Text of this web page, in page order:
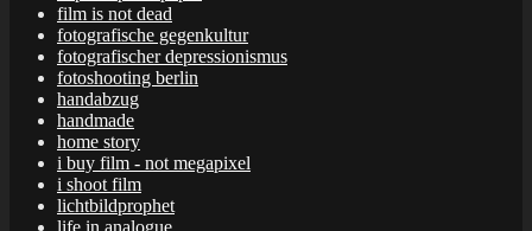
film is not dead
fotografische gegenkultur
fotografischer depressionismus
fotoshooting berlin
handabzug
handmade
home story
i buy film - not megapixel
i shoot film
lichtbildprophet
life in analogue